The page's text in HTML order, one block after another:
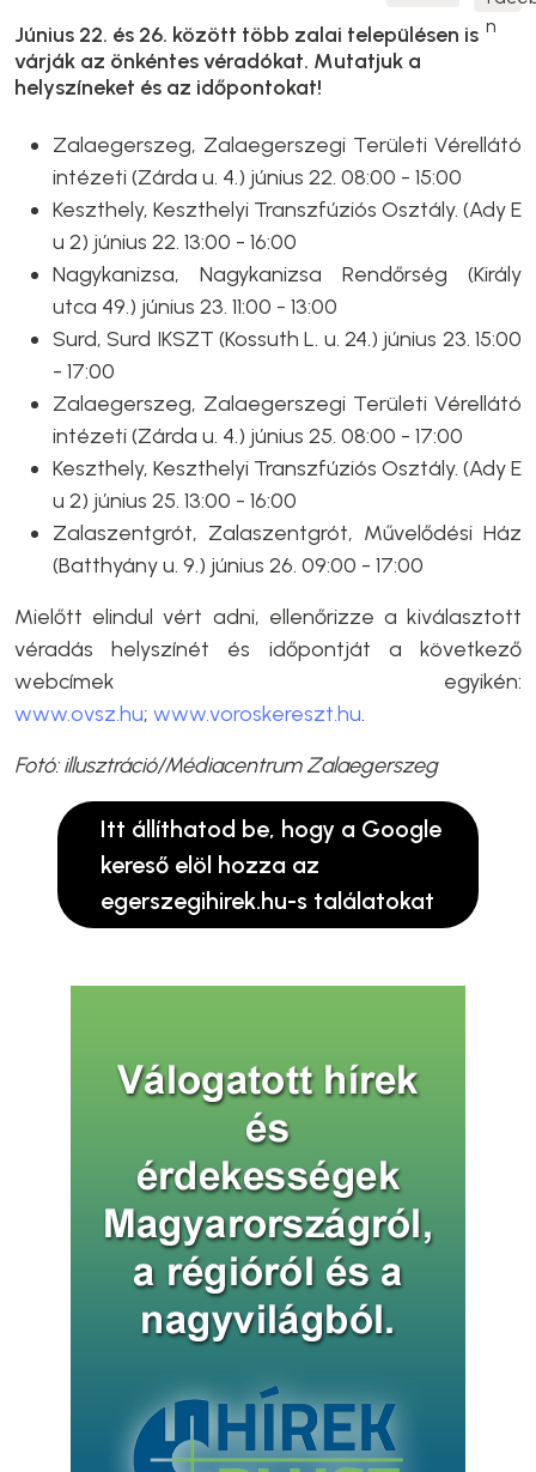
Június 22. és 26. között több zalai településen is
várják az önkéntes véradókat. Mutatjuk a
helyszíneket és az időpontokat!
Zalaegerszeg, Zalaegerszegi Területi Vérellátó
intézeti (Zárda u. 4.) június 22. 08:00 - 15:00
Keszthely, Keszthelyi Transzfúziós Osztály. (Ady E
u 2) június 22. 13:00 - 16:00
Nagykanizsa, Nagykanizsa Rendőrség (Király
utca 49.) június 23. 11:00 - 13:00
Surd, Surd IKSZT (Kossuth L. u. 24.) június 23. 15:00
- 17:00
Zalaegerszeg, Zalaegerszegi Területi Vérellátó
intézeti (Zárda u. 4.) június 25. 08:00 - 17:00
Keszthely, Keszthelyi Transzfúziós Osztály. (Ady E
u 2) június 25. 13:00 - 16:00
Zalaszentgrót, Zalaszentgrót, Művelődési Ház
(Batthyány u. 9.) június 26. 09:00 - 17:00
Mielőtt elindul vért adni, ellenőrizze a kiválasztott
véradás helyszínét és időpontját a következő
webcímek egyikén:
www.ovsz.hu; www.voroskereszt.hu.
Fotó: illusztráció/Médiacentrum Zalaegerszeg
Itt állíthatod be, hogy a Google
kereső elöl hozza az
egerszegihirek.hu-s találatokat